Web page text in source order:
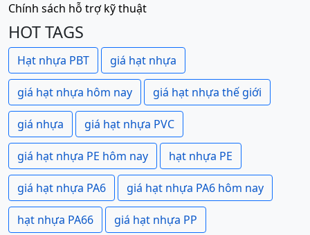
Chính sách hỗ trợ kỹ thuật
HOT TAGS
Hạt nhựa PBT giá hạt nhựa
giá hạt nhựa hôm nay giá hạt nhựa thế giới
giá nhựa giá hạt nhựa PVC
giá hạt nhựa PE hôm nay hạt nhựa PE
giá hạt nhựa PA6 giá hạt nhựa PA6 hôm nay
hạt nhựa PA66 giá hạt nhựa PP